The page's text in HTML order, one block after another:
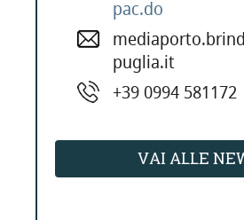
pac.do
puglia.it
+39 0994 581172
VAI ALLE